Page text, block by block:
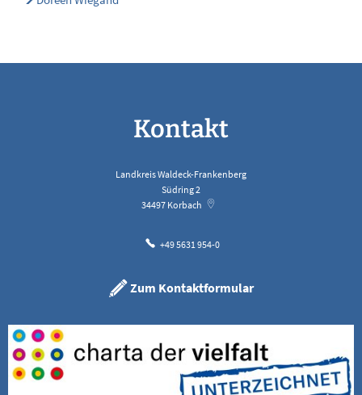
Kontakt
Landkreis Waldeck-Frankenberg
Südring 2
34497 Korbach
+49 5631 954-0
Zum Kontaktformular